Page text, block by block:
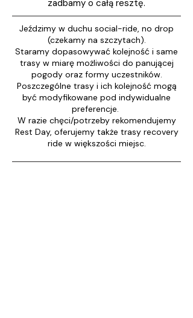
zadbamy o całą resztę.
Jeździmy w duchu social-ride, no drop
(czekamy na szczytach).
Staramy dopasowywać kolejność i same
trasy w miarę możliwości do panującej
pogody oraz formy uczestników.
Poszczególne trasy i ich kolejność mogą
być modyfikowane pod indywidualne
preferencje.
W razie chęci/potrzeby rekomendujemy
Rest Day, oferujemy także trasy recovery
ride w większości miejsc.